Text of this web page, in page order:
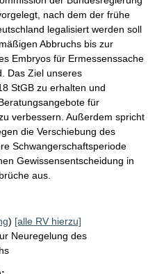
nach dem der frühe
legalisiert werden soll
Abbruchs bis zur
Embryos für Ermessenssache
Das Ziel unseres
StGB zu erhalten und
für
verbessern. Außerdem spricht
die Verschiebung des
Schwangerschaftsperiode
Gewissensentscheidung in
aus.
) [alle RV hierzu]
Neuregelung des